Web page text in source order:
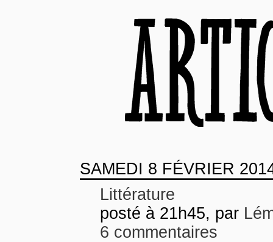
SAMEDI 8 FÉVRIER
Littérature
posté à 21h45, par
6 commentaires